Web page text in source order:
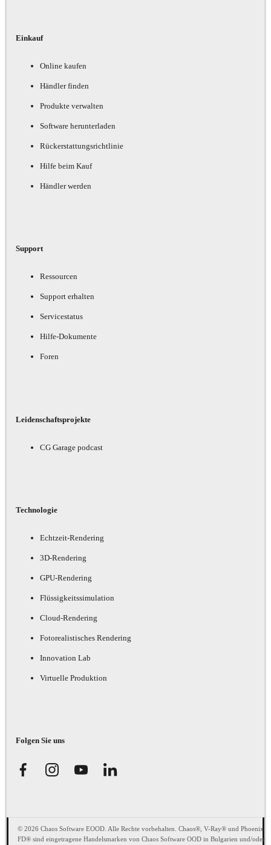
Einkauf
Online kaufen
Händler finden
Produkte verwalten
Software herunterladen
Rückerstattungsrichtlinie
Hilfe beim Kauf
Händler werden
Support
Ressourcen
Support erhalten
Servicestatus
Hilfe-Dokumente
Foren
Leidenschaftsprojekte
CG Garage podcast
Technologie
Echtzeit-Rendering
3D-Rendering
GPU-Rendering
Flüssigkeitssimulation
Cloud-Rendering
Fotorealistisches Rendering
Innovation Lab
Virtuelle Produktion
Folgen Sie uns
© 2026 Chaos Software EOOD. Alle Rechte vorbehalten. Chaos®, V-Ray® und Phoenix
FD® sind eingetragene Handelsmarken von Chaos Software OOD in Bulgarien und/oder